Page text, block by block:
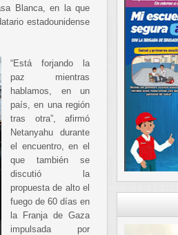
Blanca, en la que
estadounidense
“Está forjando la
paz mientras
hablamos, en un
país, en una región
tras otra”, afirmó
Netanyahu durante
el encuentro, en el
que también se
discutió la
propuesta de alto el
fuego de 60 días en
la Franja de Gaza
impulsada por